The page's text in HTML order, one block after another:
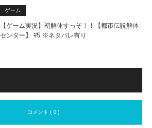
ゲーム
【ゲーム実況】初解体すっぞ！！【都市伝説解体
センター】 #5 ※ネタバレ有り
コメント ( 0 )